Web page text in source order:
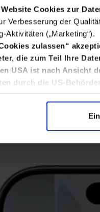
Cookies zur
Verbesserung der
Aktivitäten („Marketing“).
zulassen“
die zum Teil Ihre
USA ist nach Ansicht
durch die US-
verarbeitet